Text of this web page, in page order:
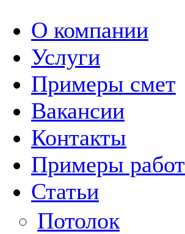
О компании
Услуги
Примеры смет
Вакансии
Контакты
Примеры работ
Статьи
Потолок